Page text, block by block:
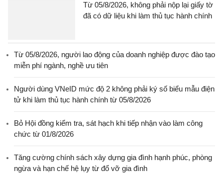
Từ 05/8/2026, không phải nộp lại giấy tờ
đã có dữ liệu khi làm thủ tục hành chính
Từ 05/8/2026, người lao động của doanh nghiệp được đào tạo
miễn phí ngành, nghề ưu tiên
Người dùng VNeID mức độ 2 không phải ký số biểu mẫu điện
tử khi làm thủ tục hành chính từ 05/8/2026
Bỏ Hội đồng kiểm tra, sát hạch khi tiếp nhận vào làm công
chức từ 01/8/2026
Tăng cường chính sách xây dựng gia đình hạnh phúc, phòng
ngừa và hạn chế hệ lụy từ đổ vỡ gia đình